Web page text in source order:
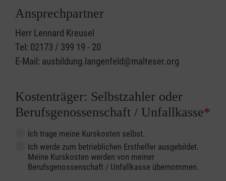
Ansprechpartner
Herr Lennard Kreusel
Tel: 02173 / 399 19 - 20
E-Mail: ausbildung.langenfeld@malteser.org
Kostenträger: Selbstzahler oder
Berufsgenossenschaft / Unfallkasse*
Ich trage meine Kurskosten selbst.
Ich werde zum betrieblichen Ersthelfer ausgebildet.
Meine Kurskosten werden von meiner
Berufsgenossenschaft / Unfallkasse übernommen.